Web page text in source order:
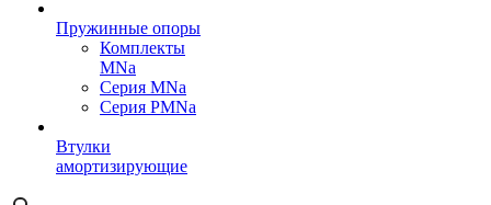
Пружинные опоры
Комплекты
MNa
Серия MNa
Серия PMNa
Втулки
амортизирующие